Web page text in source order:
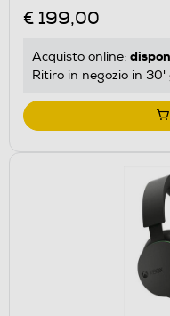
€ 199,00
Acquisto online:
Ritiro in negozio in